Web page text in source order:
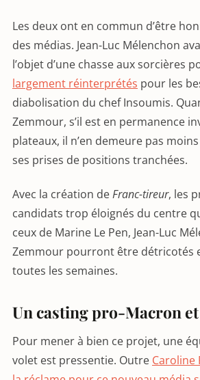
Les deux ont en commun d’être
des médias. Jean-Luc Mélenchon
l’objet d’une chasse aux sorcières
largement réinterprétés pour les
diabolisation du chef Insoumis.
Zemmour, s’il est en permanence
plateaux, il n’en demeure pas
ses prises de positions tranchées.
Avec la création deFranc-tireur, les
candidats trop éloignés du centre
ceux de Marine Le Pen, Jean-Luc
Zemmour pourront être détricotés
toutes les semaines.
Un casting pro-Macron
Pour mener à bien ce projet, une
volet est pressentie. Outre Caroline